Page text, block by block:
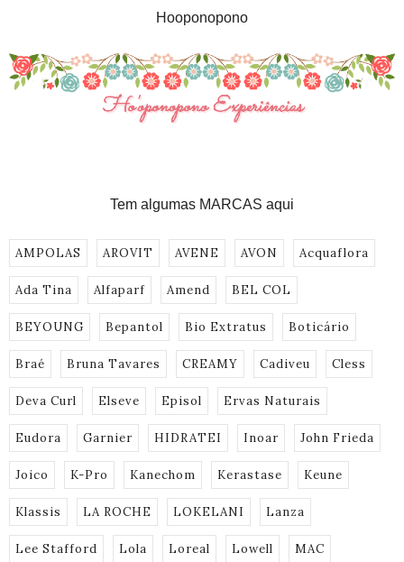
Hooponopono
Tem algumas MARCAS aqui
AMPOLAS AROVIT AVENE AVON Acquaflora
Ada Tina Alfaparf Amend BEL COL
BEYOUNG Bepantol Bio Extratus Boticário
Braé Bruna Tavares CREAMY Cadiveu Cless
Deva Curl Elseve Episol Ervas Naturais
Eudora Garnier HIDRATEI Inoar John Frieda
Joico K-Pro Kanechom Kerastase Keune
Klassis LA ROCHE LOKELANI Lanza
Lee Stafford Lola Loreal Lowell MAC